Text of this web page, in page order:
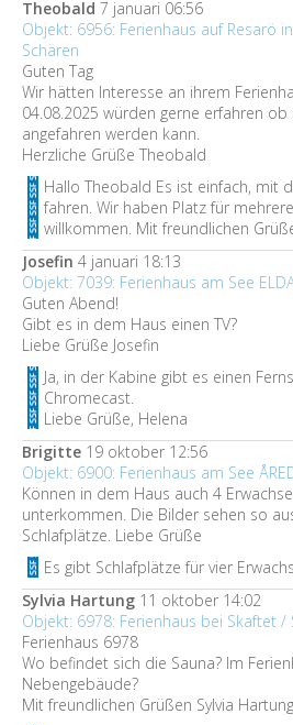
Theobald 7 januari 06:56
Objekt: 6956: Ferienhaus auf Resarö
Schären
Guten Tag
Wir hätten Interesse an ihrem
04.08.2025 würden gerne erfahren ob
angefahren werden kann.
Herzliche Grüße Theobald
Hallo Theobald Es ist einfach, mit
fahren. Wir haben Platz für
willkommen. Mit freundlichen
Josefin 4 januari 18:13
Objekt: 7039: Ferienhaus am See
Guten Abend!
Gibt es in dem Haus einen TV?
Liebe Grüße Josefin
Ja, in der Kabine gibt es einen
Chromecast.
Liebe Grüße, Helena
Brigitte 19 oktober 12:56
Objekt: 6900: Ferienhaus am See
Können in dem Haus auch 4
unterkommen. Die Bilder sehen so
Schlafplätze. Liebe Grüße
Es gibt Schlafplätze für vier
Sylvia Hartung 11 oktober 14:02
Objekt: 6978: Ferienhaus bei Skaftet /
Ferienhaus 6978
Wo befindet sich die Sauna? Im
Nebengebäude?
Mit freundlichen Grüßen Sylvia Hartung